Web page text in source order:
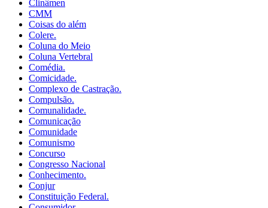
Clinâmen
CMM
Coisas do além
Colere.
Coluna do Meio
Coluna Vertebral
Comédia.
Comicidade.
Complexo de Castração.
Compulsão.
Comunalidade.
Comunicação
Comunidade
Comunismo
Concurso
Congresso Nacional
Conhecimento.
Conjur
Constituição Federal.